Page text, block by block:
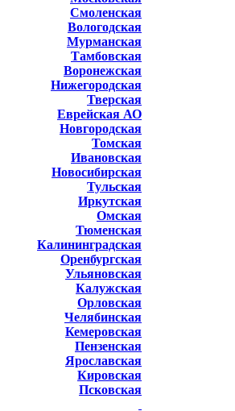
Смоленская
Вологодская
Мурманская
Тамбовская
Воронежская
Нижегородская
Тверская
Еврейская АО
Новгородская
Томская
Ивановская
Новосибирская
Тульская
Иркутская
Омская
Тюменская
Калининградская
Оренбургская
Ульяновская
Калужская
Орловская
Челябинская
Кемеровская
Пензенская
Ярославская
Кировская
Псковская